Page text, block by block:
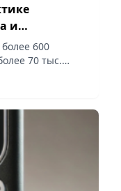
и
600
70 тыс.